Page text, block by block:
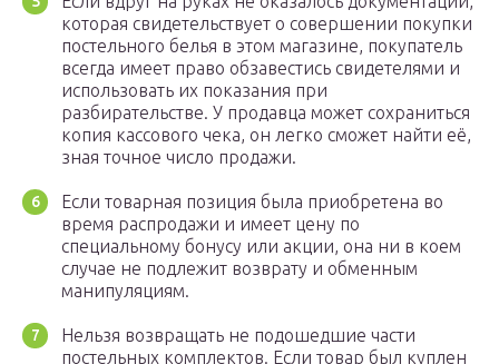
которая свидетельствует о совершении покупки
постельного белья в этом магазине, покупатель
всегда имеет право обзавестись свидетелями и
использовать их показания при
разбирательстве. У продавца может сохраниться
копия кассового чека, он легко сможет найти её,
зная точное число продажи.
Если товарная позиция была приобретена во
время распродажи и имеет цену по
специальному бонусу или акции, она ни в коем
случае не подлежит возврату и обменным
манипуляциям.
Нельзя возвращать не подошедшие части
постельных комплектов. Если товар был куплен